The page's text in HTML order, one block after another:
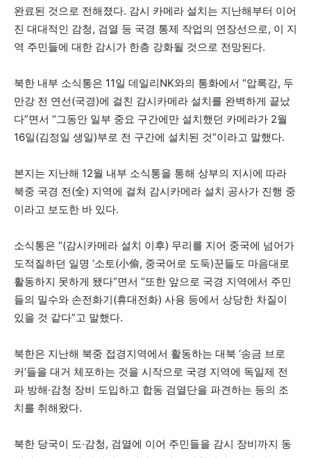
완료된 것으로 전해졌다. 감시 카메라 설치는 지난해부터 이어
진 대대적인 감청, 검열 등 국경 통제 작업의 연장선으로, 이 지
역 주민들에 대한 감시가 한층 강화될 것으로 전망된다.
북한 내부 소식통은 11일 데일리NK와의 통화에서 “압록강, 두
만강 전 연선(국경)에 걸친 감시카메라 설치를 완벽하게 끝났
다”면서 “그동안 일부 중요 구간에만 설치했던 카메라가 2월
16일(김정일 생일)부로 전 구간에 설치된 것”이라고 말했다.
본지는 지난해 12월 내부 소식통을 통해 상부의 지시에 따라
북중 국경 전(全) 지역에 걸쳐 감시카메라 설치 공사가 진행 중
이라고 보도한 바 있다.
소식통은 “(감시카메라 설치 이후) 무리를 지어 중국에 넘어가
도적질하던 일명 ‘소토(小偷, 중국어로 도둑)꾼들도 마음대로
활동하지 못하게 됐다”면서 “또한 앞으로 국경 지역에서 주민
들의 밀수와 손전화기(휴대전화) 사용 등에서 상당한 차질이
있을 것 같다”고 말했다.
북한은 지난해 북중 접경지역에서 활동하는 대북 ‘송금 브로
커’들을 대거 체포하는 것을 시작으로 국경 지역에 독일제 전
파 방해·감청 장비 도입하고 합동 검열단을 파견하는 등의 조
치를 취해왔다.
북한 당국이 도·감청, 검열에 이어 주민들을 감시 장비까지 동